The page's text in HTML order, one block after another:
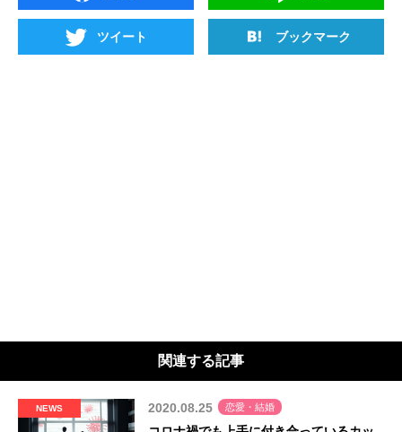
ツイート ブックマーク
関連する記事
NEWS 2020.08.25 恋愛・結婚